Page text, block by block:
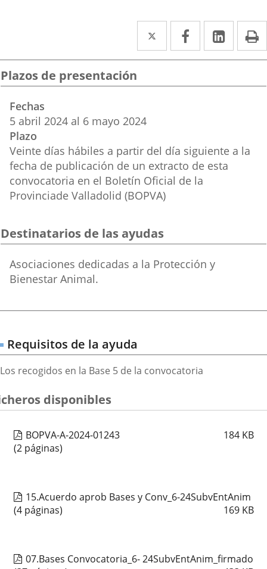
Twitter
Enlace
a
aplicación
Facebook
Enlace
a
aplicación
Enlace
a
Plazos de presentación
Fechas
5 abril 2024 al 6 mayo 2024
Plazo
Veinte días hábiles a partir del día siguiente a la
fecha de publicación de un extracto de esta
convocatoria en el Boletín Oficial de la
Provinciade Valladolid (BOPVA)
Destinatarios de las ayudas
Destinatarios
de
ayudas
Asociaciones dedicadas a la Protección y
Bienestar Animal.
Requisitos de la ayuda
Los recogidos en la Base 5 de la convocatoria
disponibles
BOPVA-A-2024-01243 184 KB
(2 páginas)
15.Acuerdo aprob Bases y Conv_6-24SubvEntAnim
169 KB
(4 páginas)
07.Bases Convocatoria_6- 24SubvEntAnim_firmado